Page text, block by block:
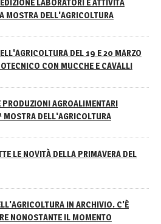
LABORATORI E ATTIVITÀ
MOSTRA DELL'AGRICOLTURA
DEL 19 E 20 MARZO
CON MUCCHE E CAVALLI
PRODUZIONI AGROALIMENTARI
MOSTRA DELL'AGRICOLTURA
LE NOVITÀ DELLA PRIMAVERA DEL
IN ARCHIVIO. C'È
NONOSTANTE IL MOMENTO